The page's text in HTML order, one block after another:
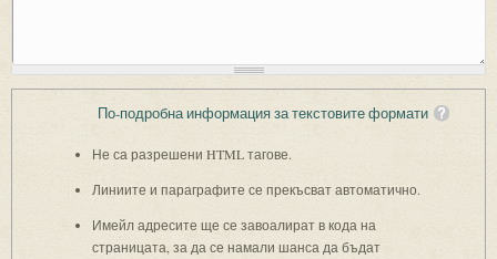
По-подробна информация за текстовите формати
Не са разрешени HTML тагове.
Линиите и параграфите се прекъсват автоматично.
Имейл адресите ще се завоалират в кода на
страницата, за да се намали шанса да бъдат